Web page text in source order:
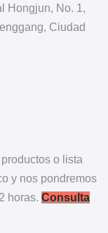
Hongjun, No. 1,
Ciudad
o lista
y nos pondremos
horas. Consulta